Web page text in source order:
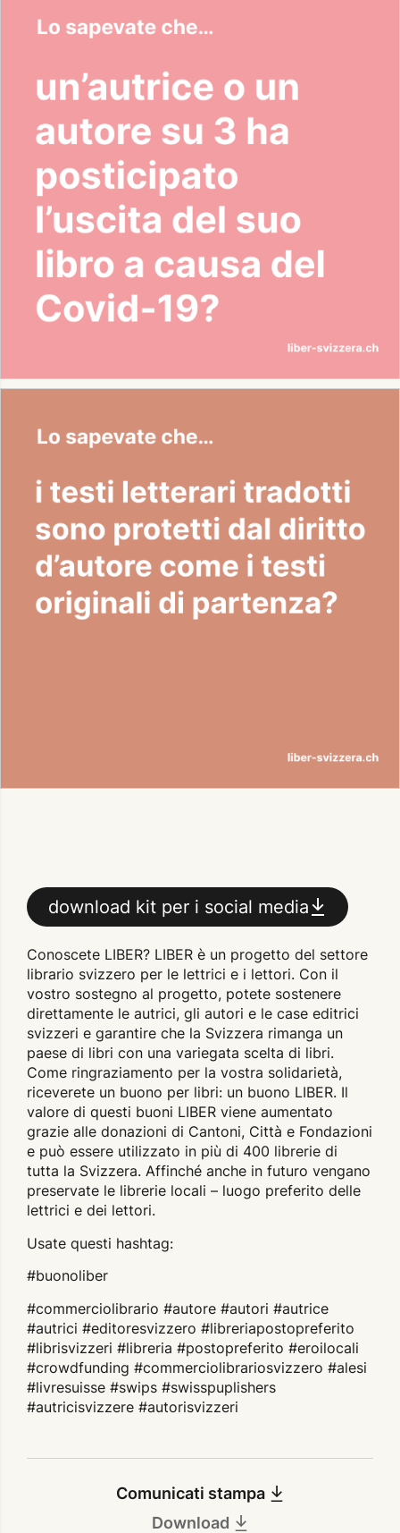
download kit per i social media
Conoscete LIBER? LIBER è un progetto del settore
librario svizzero per le lettrici e i lettori. Con il
vostro sostegno al progetto, potete sostenere
direttamente le autrici, gli autori e le case editrici
svizzeri e garantire che la Svizzera rimanga un
paese di libri con una variegata scelta di libri.
Come ringraziamento per la vostra solidarietà,
riceverete un buono per libri: un buono LIBER. Il
valore di questi buoni LIBER viene aumentato
grazie alle donazioni di Cantoni, Città e Fondazioni
e può essere utilizzato in più di 400 librerie di
tutta la Svizzera. Affinché anche in futuro vengano
preservate le librerie locali – luogo preferito delle
lettrici e dei lettori.
Usate questi hashtag:
#buonoliber
#commerciolibrario #autore #autori #autrice
#autrici #editoresvizzero #libreriapostopreferito
#librisvizzeri #libreria #postopreferito #eroilocali
#crowdfunding #commerciolibrariosvizzero #alesi
#livresuisse #swips #swisspuplishers
#autricisvizzere #autorisvizzeri
Comunicati stampa
Download